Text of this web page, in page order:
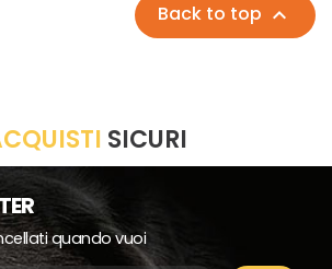
Back to top 
SICURI
quando vuoi